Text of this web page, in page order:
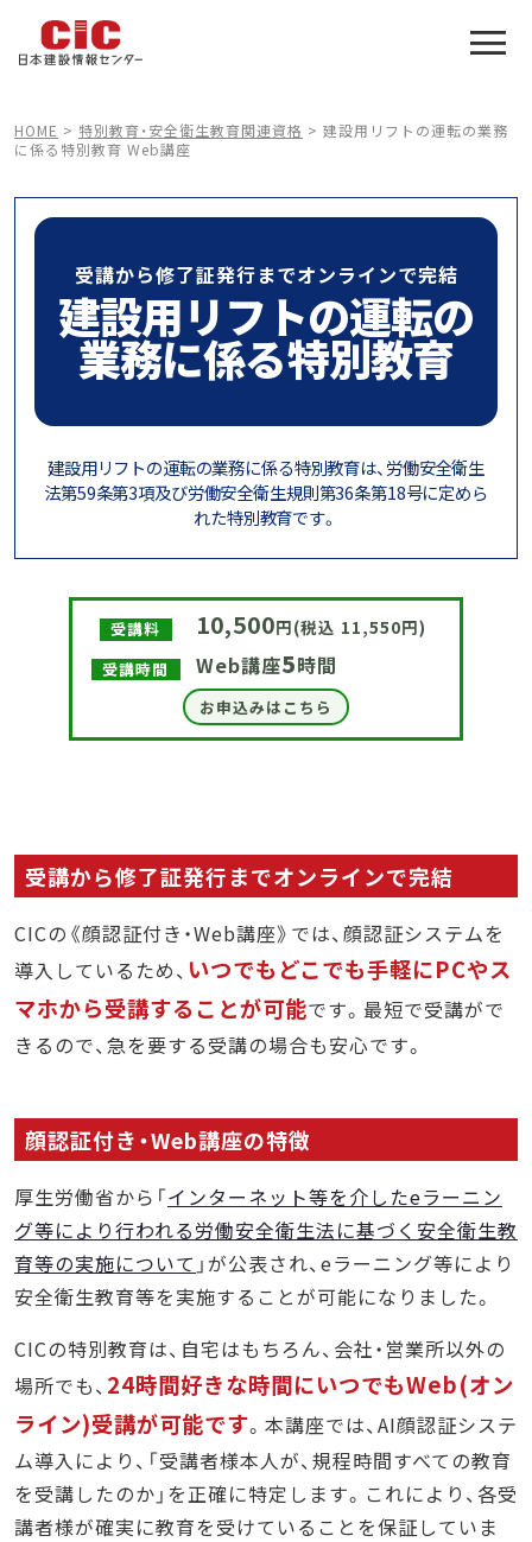
HOME > 特別教育・安全衛生教育関連資格 > 建設用リフトの運転の業務
に係る特別教育 Web講座
受講から修了証発行までオンラインで完結
建設用リフトの運転の
業務に係る特別教育
建設用リフトの運転の業務に係る特別教育は、労働安全衛生
法第59条第3項及び労働安全衛生規則第36条第18号に定めら
れた特別教育です。
受講料 10,500円(税込 11,550円)
受講時間 Web講座5時間
お申込みはこちら
受講から修了証発行までオンラインで完結
CICの《顔認証付き・Web講座》では、顔認証システムを
導入しているため、 いつでもどこでも手軽にPCやス
マホから受講することが可能です。最短で受講がで
きるので、急を要する受講の場合も安心です。
顔認証付き・Web講座の特徴
厚生労働省から「インターネット等を介したeラーニン
グ等により行われる労働安全衛生法に基づく安全衛生教
育等の実施について 」が公表され、eラーニング等により
安全衛生教育等を実施することが可能になりました。
CICの特別教育は、自宅はもちろん、会社・営業所以外の
場所でも、 24時間好きな時間にいつでもWeb(オン
ライン)受講が可能です。本講座では、AI顔認証システ
ム導入により、「受講者様本人が、規程時間すべての教育
を受講したのか」を正確に特定します。これにより、各受
講者様が確実に教育を受けていることを保証していま